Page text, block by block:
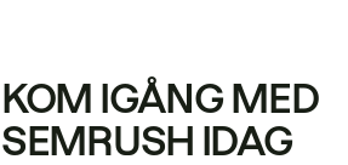
KOM IGÅNG MED
SEMRUSH IDAG